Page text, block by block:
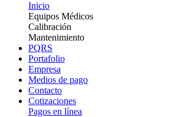
Inicio
Equipos Médicos
Calibración
Mantenimiento
PQRS
Portafolio
Empresa
Medios de pago
Contacto
Cotizaciones
Pagos en línea